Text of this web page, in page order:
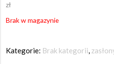
zł
Brak w magazynie
Kategorie: Brak kategorii,